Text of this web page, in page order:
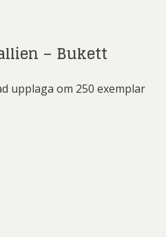
– Bukett
upplaga om 250 exemplar